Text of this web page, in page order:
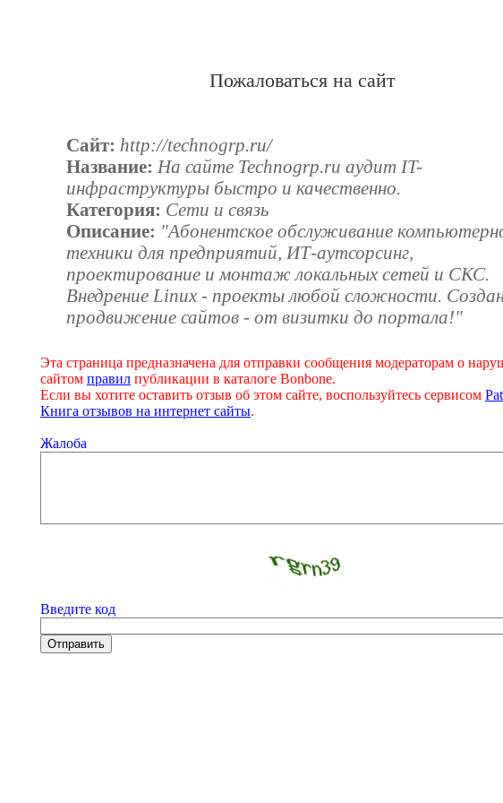
Пожаловаться на сайт
Сайт: http://technogrp.ru/
Название: На сайте Technogrp.ru аудит IT-
инфраструктуры быстро и качественно.
Категория: Сети и связь
Описание: "Абонентское обслуживание
техники для предприятий, ИТ-аутсорсинг,
проектирование и монтаж локальных сетей и СКС.
Внедрение Linux - проекты любой сложности.
продвижение сайтов - от визитки до портала!"
Эта страница предназначена для отправки сообщения модераторам о
сайтом правил публикации в каталоге Bonbone.
Если вы хотите оставить отзыв об этом сайте, воспользуйтесь сервисом
Книга отзывов на интернет сайты.
Жалоба
Введите код